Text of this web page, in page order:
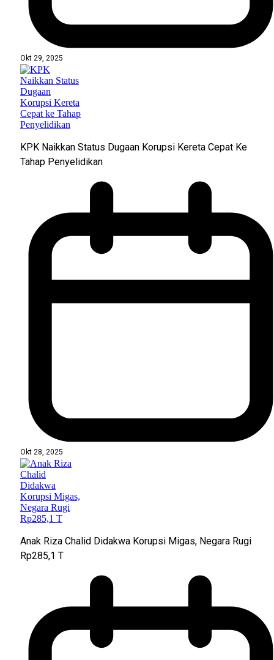
Okt 29, 2025
KPK Naikkan Status Dugaan Korupsi Kereta Cepat Ke
Tahap Penyelidikan
Okt 28, 2025
Anak Riza Chalid Didakwa Korupsi Migas, Negara Rugi
Rp285,1 T